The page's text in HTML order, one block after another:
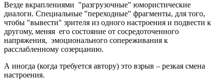
Везде вкраплениями "разгрузочные" юмористические
диалоги. Специальные "переходные" фрагменты, для того,
чтобы "вывести" зрителя из одного настроения и подвести к
другому, меняя его состояние от сосредоточенного
напряжения, эмоционального сопереживания к
расслабленному созерцанию.
А иногда (когда требуется автору) это взрыв – резкая смена
настроения.